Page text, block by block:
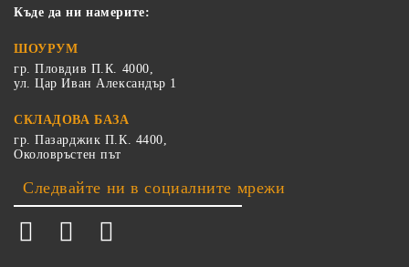
Къде да ни намерите:
ШОУРУМ
гр. Пловдив П.К. 4000,
ул. Цар Иван Александър 1
СКЛАДОВА БАЗА
гр. Пазарджик П.К. 4400,
Околовръстен път
Следвайте ни в социалните мрежи